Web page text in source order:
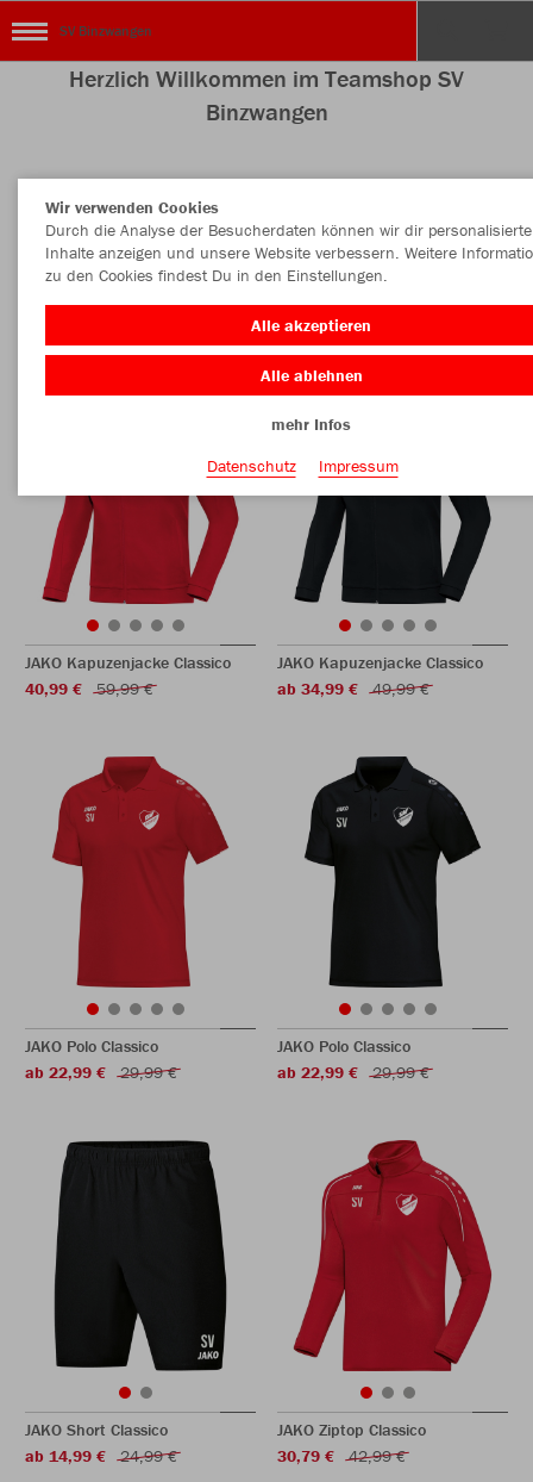
SV Binzwangen
Herzlich Willkommen im Teamshop SV
Binzwangen
Farbe
JAKO Kapuzenjacke Classico
40,99 €
59,99 €
JAKO Kapuzenjacke Classico
ab 34,99 €
49,99 €
JAKO Polo Classico
ab 22,99 €
29,99 €
JAKO Polo Classico
ab 22,99 €
29,99 €
JAKO Short Classico
ab 14,99 €
24,99 €
JAKO Ziptop Classico
30,79 €
42,99 €
Wir verwenden Cookies
Durch die Analyse der Besucherdaten können wir dir personalisierte
Inhalte anzeigen und unsere Website verbessern. Weitere
zu den Cookies findest Du in den Einstellungen.
Alle akzeptieren
Alle ablehnen
mehr Infos
Datenschutz
Impressum